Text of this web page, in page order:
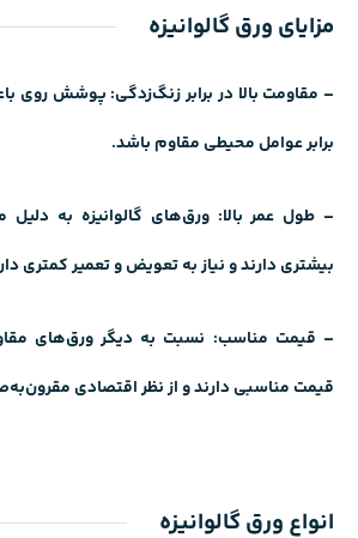
مزایای ورق گالوانیزه
– مقاومت بالا در برابر زنگ‌زدگی: پوشش روی
برابر عوامل محیطی مقاوم باشد.
– طول عمر بالا: ورق‌های گالوانیزه به دلیل
بیشتری دارند و نیاز به تعویض و تعمیر کمتری
– قیمت مناسب: نسبت به دیگر ورق‌های
قیمت مناسبی دارند و از نظر اقتصادی
انواع ورق گالوانیزه